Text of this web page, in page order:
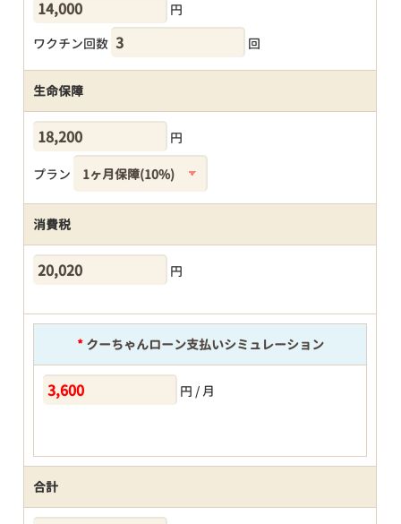
円
ワクチン回数
回
生命保障
円
プラン
消費税
円
*クーちゃんローン支払いシミュレーション
円 / 月
合計